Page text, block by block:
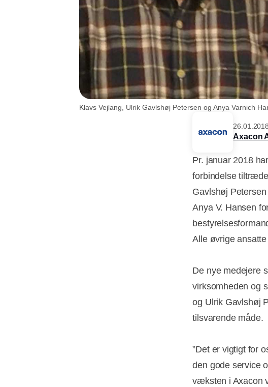
Klavs Vejlang, Ulrik Gavlshøj Petersen og Anya Varnich
26.01.2018
Axacon
Pr. januar 2018
forbindelse
Gavlshøj
Anya V. Hansen
Alle øvrige
De nye medejere
virksomheden og
og Ulrik Gavlshøj
tilsvarende måde.
”Det er vigtigt for
den gode service
væksten i Axacon